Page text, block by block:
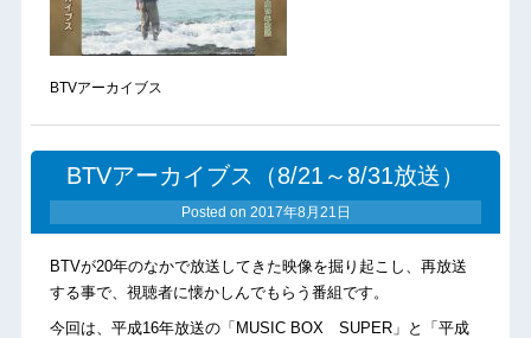
BTVアーカイブス
BTVアーカイブス（8/21～8/31放送）
Posted on 2017年8月21日
BTVが20年のなかで放送してきた映像を掘り起こし、再放送
する事で、視聴者に懐かしんでもらう番組です。
今回は、平成16年放送の「MUSIC BOX SUPER」と「平成